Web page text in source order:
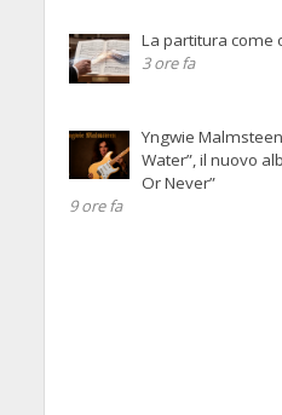
La partitura come
3 ore fa
Yngwie
Water”, il nuovo
Or Never”
9 ore fa